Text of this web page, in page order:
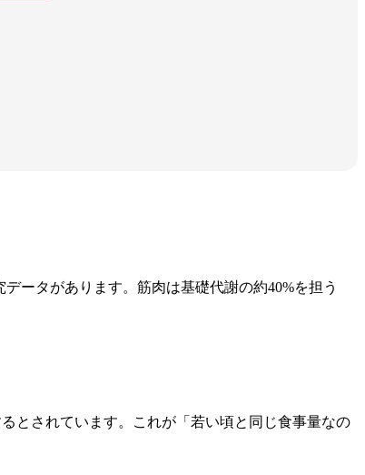
ータがあります。筋肉は基礎代謝の約40%を担う
とされています。これが「若い頃と同じ食事量なの